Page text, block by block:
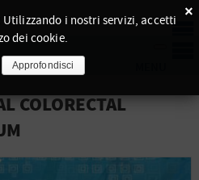
COLORECTAL
×
i nostri servizi, accetti
dei cookie.
Approfondisci